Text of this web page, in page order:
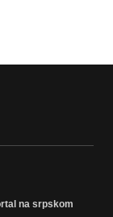
na srpskom